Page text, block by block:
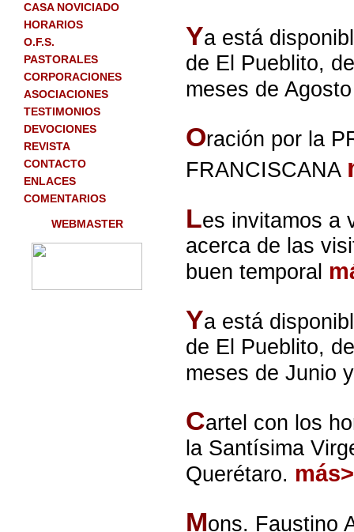
CASA NOVICIADO
HORARIOS
O.F.S.
PASTORALES
CORPORACIONES
ASOCIACIONES
TESTIMONIOS
DEVOCIONES
REVISTA
CONTACTO
ENLACES
COMENTARIOS
WEBMASTER
Ya está
de El Pueblito,
meses de
Oración por la
FRANCISCANA
Les invitamos a
acerca de las
buen temporal
Ya está
de El Pueblito,
meses de Junio
Cartel con los
la Santísima
Querétaro.
Mons. Faustino